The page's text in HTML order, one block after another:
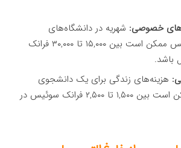
خصوصی: شهریه در دانشگاه‌های
خصوصی سوئیس ممکن است بین ۱۵,۰۰۰ تا ۳۰,۰۰۰ فرانک
باشد.
هزینه‌های زندگی برای یک دانشجوی
پیراپزشکی ممکن است بین ۱,۵۰۰ تا ۲,۵۰۰ فرانک سوئیس در